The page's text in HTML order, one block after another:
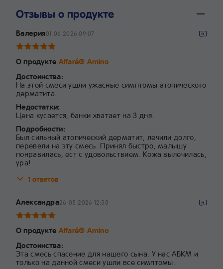
Отзывы о продукте
Валерия01-06-2026 09:07
О продукте Alfaré® Amino
Достоинства:
На этой смеси ушли ужасные симптомы атопического
дерматита.
Недостатки:
Цена кусается, банки хватает на 3 дня.
Подробности:
Был сильный атопический дерматит, лечили долго,
перевели на эту смесь. Принял быстро, малышу
понравилась, ест с удовольствием. Кожа вылечилась,
ура!
1 ответов
Александра26-05-2026 12:58
О продукте Alfaré® Amino
Достоинства:
Эта смесь спасение для нашего сына. У нас АБКМ и
только на данной смеси ушли все симптомы.